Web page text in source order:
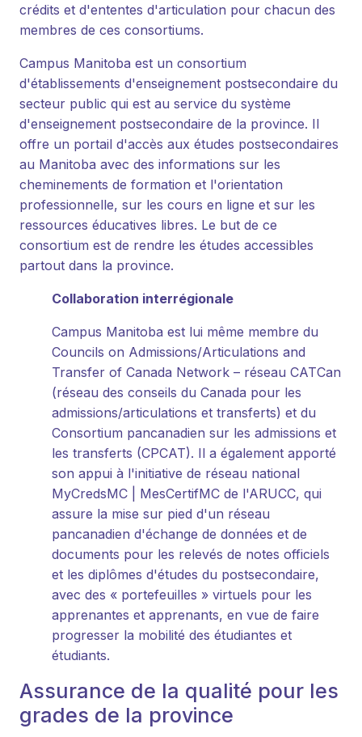
crédits et d'ententes d'articulation pour chacun des
membres de ces consortiums.
Campus Manitoba est un consortium
d'établissements d'enseignement postsecondaire du
secteur public qui est au service du système
d'enseignement postsecondaire de la province. Il
offre un portail d'accès aux études postsecondaires
au Manitoba avec des informations sur les
cheminements de formation et l'orientation
professionnelle, sur les cours en ligne et sur les
ressources éducatives libres. Le but de ce
consortium est de rendre les études accessibles
partout dans la province.
Collaboration interrégionale
Campus Manitoba est lui même membre du
Councils on Admissions/Articulations and
Transfer of Canada Network – réseau CATCan
(réseau des conseils du Canada pour les
admissions/articulations et transferts) et du
Consortium pancanadien sur les admissions et
les transferts (CPCAT). Il a également apporté
son appui à l'initiative de réseau national
MyCredsMC | MesCertifMC de l'ARUCC, qui
assure la mise sur pied d'un réseau
pancanadien d'échange de données et de
documents pour les relevés de notes officiels
et les diplômes d'études du postsecondaire,
avec des « portefeuilles » virtuels pour les
apprenantes et apprenants, en vue de faire
progresser la mobilité des étudiantes et
étudiants.
Assurance de la qualité pour les
grades de la province